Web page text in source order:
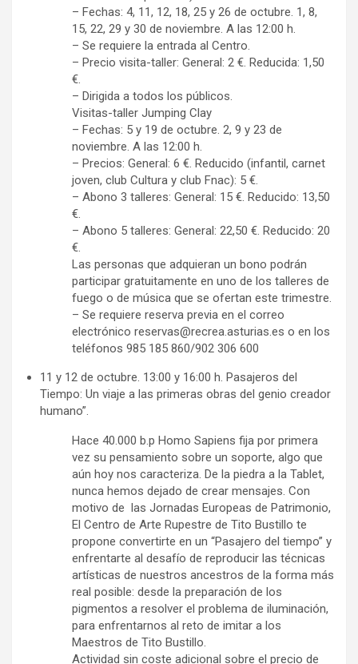
– Fechas: 4, 11, 12, 18, 25 y 26 de octubre. 1, 8,
15, 22, 29 y 30 de noviembre. A las 12:00 h.
– Se requiere la entrada al Centro.
– Precio visita-taller: General: 2 €. Reducida: 1,50
€.
– Dirigida a todos los públicos.
Visitas-taller Jumping Clay
– Fechas: 5 y 19 de octubre. 2, 9 y 23 de
noviembre. A las 12:00 h.
– Precios: General: 6 €. Reducido (infantil, carnet
joven, club Cultura y club Fnac): 5 €.
– Abono 3 talleres: General: 15 €. Reducido: 13,50
€.
– Abono 5 talleres: General: 22,50 €. Reducido: 20
€.
Las personas que adquieran un bono podrán
participar gratuitamente en uno de los talleres de
fuego o de música que se ofertan este trimestre.
– Se requiere reserva previa en el correo
electrónico reservas@recrea.asturias.es o en los
teléfonos 985 185 860/902 306 600
11 y 12 de octubre. 13:00 y 16:00 h. Pasajeros del
Tiempo: Un viaje a las primeras obras del genio creador
humano”.
Hace 40.000 b.p Homo Sapiens fija por primera
vez su pensamiento sobre un soporte, algo que
aún hoy nos caracteriza. De la piedra a la Tablet,
nunca hemos dejado de crear mensajes. Con
motivo de las Jornadas Europeas de Patrimonio,
El Centro de Arte Rupestre de Tito Bustillo te
propone convertirte en un “Pasajero del tiempo” y
enfrentarte al desafío de reproducir las técnicas
artísticas de nuestros ancestros de la forma más
real posible: desde la preparación de los
pigmentos a resolver el problema de iluminación,
para enfrentarnos al reto de imitar a los
Maestros de Tito Bustillo.
Actividad sin coste adicional sobre el precio de